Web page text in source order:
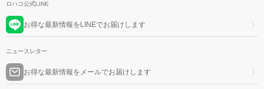
ロハコ公式LINE
お得な最新情報をLINEでお届けします
ニュースレター
お得な最新情報をメールでお届けします